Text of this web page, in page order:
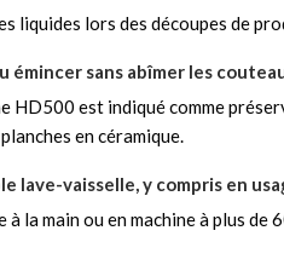
liquides lors des découpes de
émincer sans abîmer les
HD500 est indiqué comme
en céramique.
lave-vaisselle, y compris en
à la main ou en machine à plus